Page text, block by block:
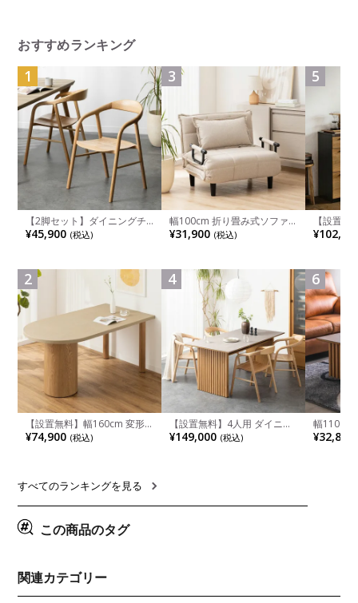
おすすめランキング
1
【2脚セット】ダイニングチ
ェア 木製 LUGA 肘付き チェ
ア 天然木 リビング椅子 板座
ュラル ブラウン 完成品
¥45,900 (税込)
2
【設置無料】幅160cm 変形
半円 ダイニングテーブル モ
ルタル風 LENAS コンクリー
リア風 グレージュ
¥74,900 (税込)
3
幅100cm 折り畳み式ソファ
ベッド コンパクト リクライ
ニング カウチスタイル 省ス
¥31,900 (税込)
4
【設置無料】4人用 ダイニン
グテーブルセット 5点 LUGA
セラミックテーブル おしゃれ
¥149,000 (税込)
5
【設置
チンカウ
板 引き出
れ ウッデ
ル グレー
6
幅110cm
木目調 リ
付き 長方
¥32,800
すべてのランキングを見る
この商品のタグ
関連カテゴリー